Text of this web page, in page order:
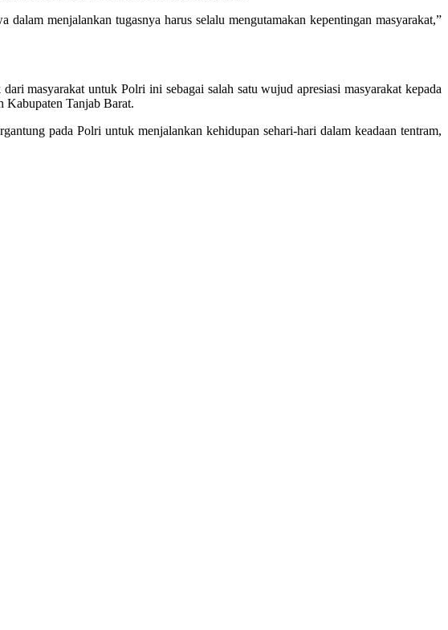
menjalankan tugasnya harus selalu mengutamakan kepentingan masyarakat,”
masyarakat untuk Polri ini sebagai salah satu wujud apresiasi masyarakat kepada
Kabupaten Tanjab Barat.
pada Polri untuk menjalankan kehidupan sehari-hari dalam keadaan tentram,